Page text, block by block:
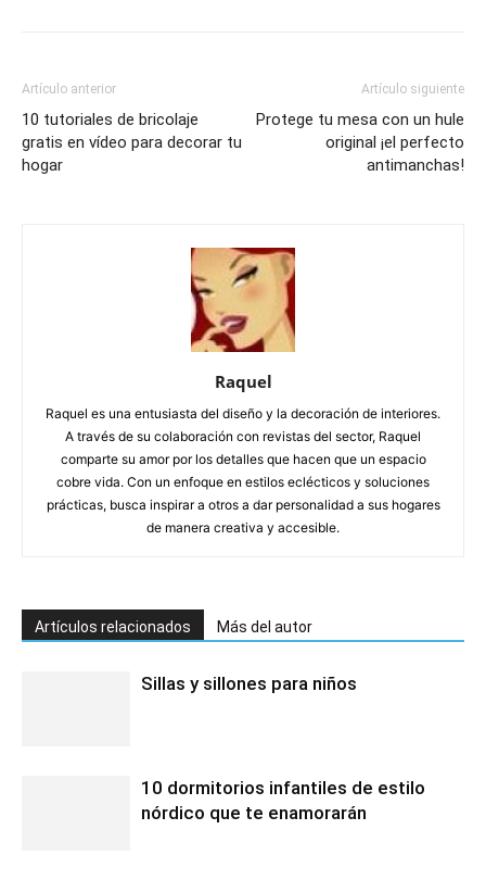
Artículo anterior
10 tutoriales de bricolaje
gratis en vídeo para decorar tu
hogar
Artículo siguiente
Protege tu mesa con un hule
original ¡el perfecto
antimanchas!
Raquel
Raquel es una entusiasta del diseño y la decoración de interiores.
A través de su colaboración con revistas del sector, Raquel
comparte su amor por los detalles que hacen que un espacio
cobre vida. Con un enfoque en estilos eclécticos y soluciones
prácticas, busca inspirar a otros a dar personalidad a sus hogares
de manera creativa y accesible.
Artículos relacionados Más del autor
Sillas y sillones para niños
10 dormitorios infantiles de estilo
nórdico que te enamorarán